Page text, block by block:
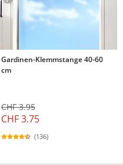
Gardinen-Klemmstange 40-60
cm
CHF 3.95
CHF 3.75
(136)